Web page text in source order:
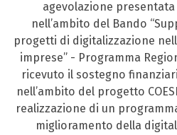
agevolazione
nell’ambito del Bando
progetti di digitalizzazione
imprese” - Programma
ricevuto il sostegno
nell’ambito del progetto
realizzazione di un
miglioramento della